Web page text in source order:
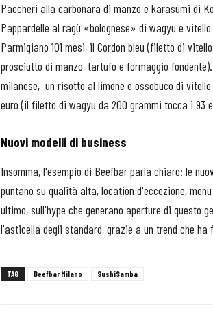
Paccheri alla carbonara di manzo e karasumi di
Pappardelle al ragù «bolognese» di wagyu e vitello
Parmigiano 101 mesi, il Cordon bleu (filetto di
prosciutto di manzo, tartufo e formaggio
milanese, un risotto al limone e ossobuco di
euro (il filetto di wagyu da 200 grammi tocca i 93
Nuovi modelli di business
Insomma, l'esempio di Beefbar parla chiaro: le
puntano su qualità alta, location d'eccezione,
ultimo, sull'hype che generano aperture di questo
l'asticella degli standard, grazie a un trend che
TAG Beefbar Milano SushiSamba